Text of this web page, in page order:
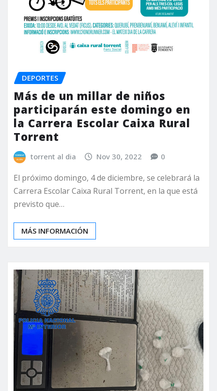
DEPORTES
Más de un millar de niños
participarán este domingo en
la Carrera Escolar Caixa Rural
Torrent
torrent al dia Nov 30, 2022 0
El próximo domingo, 4 de diciembre, se celebrará la
Carrera Escolar Caixa Rural Torrent, en la que está
previsto que…
MÁS INFORMACIÓN